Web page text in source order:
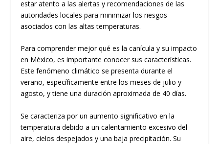
estar atento a las alertas y recomendaciones de las
autoridades locales para minimizar los riesgos
asociados con las altas temperaturas.
Para comprender mejor qué es la canícula y su impacto
en México, es importante conocer sus características.
Este fenómeno climático se presenta durante el
verano, específicamente entre los meses de julio y
agosto, y tiene una duración aproximada de 40 días.
Se caracteriza por un aumento significativo en la
temperatura debido a un calentamiento excesivo del
aire, cielos despejados y una baja precipitación. Su